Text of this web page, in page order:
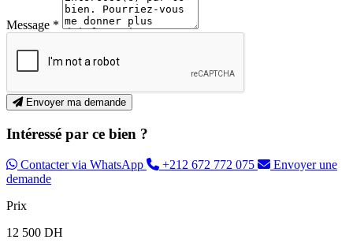
Message *
Envoyer ma demande
Intéressé par ce bien ?
Contacter via WhatsApp +212 672 772 075
Envoyer une
demande
Prix
12 500 DH